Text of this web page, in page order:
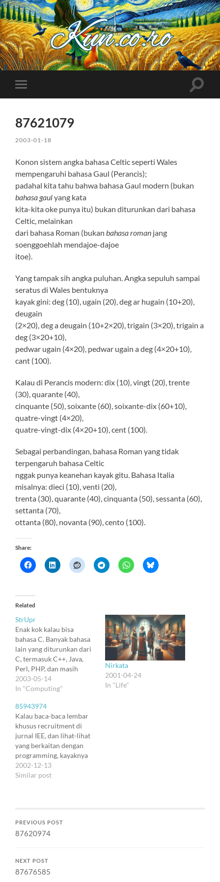
Kuncoro++
Toggle
mobile
Toggle
87621079
2003-01-18
Konon sistem angka bahasa Celtic seperti Wales
mempengaruhi bahasa Gaul (Perancis);
padahal kita tahu bahwa bahasa Gaul modern (bukan
bahasa gaulyang kata
kita-kita oke punya itu) bukan diturunkan dari bahasa
Celtic, melainkan
dari bahasa Roman (bukan bahasa roman jang
soenggoehlah mendajoe-dajoe
itoe).
Yang tampak sih angka puluhan. Angka sepuluh sampai
seratus di Wales bentuknya
kayak gini: deg (10), ugain (20), deg ar hugain (10+20),
deugain
(2×20), deg a deugain (10+2×20), trigain (3×20), trigain a
deg (3×20+10),
pedwar ugain (4×20), pedwar ugain a deg (4×20+10),
cant (100).
Kalau di Perancis modern: dix (10), vingt (20), trente
(30), quarante (40),
cinquante (50), soixante (60), soixante-dix (60+10),
quatre-vingt (4×20),
quatre-vingt-dix (4×20+10), cent (100).
Sebagai perbandingan, bahasa Roman yang tidak
terpengaruh bahasa Celtic
nggak punya keanehan kayak gitu. Bahasa Italia
misalnya: dieci (10), venti (20),
trenta (30), quarante (40), cinquanta (50), sessanta (60),
settanta (70),
ottanta (80), novanta (90), cento (100).
Share:
Related
StrUpr
Enak kok kalau bisa
bahasa C. Banyak bahasa
lain yang diturunkan dari
C, termasuk C++, Java,
Perl, PHP, dan masih
banyak lagi. Kita tinggal
perlu belajar dikit tentang
minor itu, trus jadilah kita
programmer di bahasa-
bahasa itu. Gitu katanya.
Naif yach? Sintaks C
memang sering diculik
untuk…
2003-05-14
In "Computing"
Nirkata
2001-04-24
In "Life"
85943974
Kalau baca-baca lembar
khusus recruitment di
jurnal IEE, dan lihat-lihat
yang berkaitan dengan
programming, kayaknya
yang masih paling banyak
dibutuhkan itu
bertahan sebagai standar
industri, bukan bahasa-
ini…
2002-12-13
Similar post
PREVIOUS POST
87620974
NEXT POST
87676585